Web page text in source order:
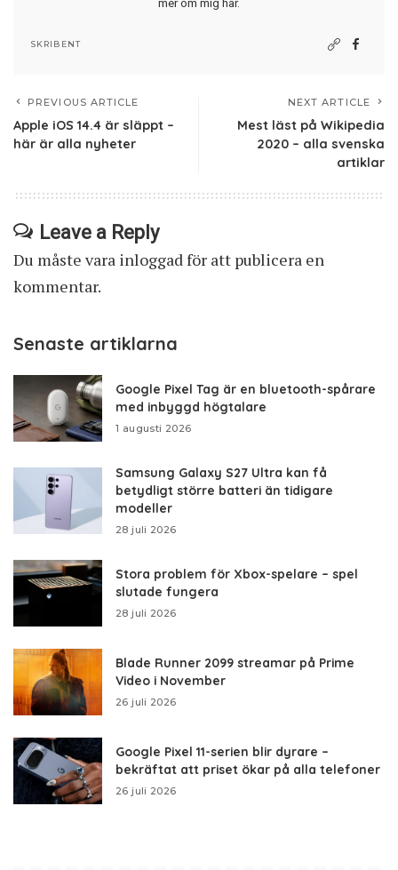
SKRIBENT
PREVIOUS ARTICLE
Apple iOS 14.4 är släppt –
här är alla nyheter
NEXT ARTICLE
Mest läst på Wikipedia
2020 – alla svenska
artiklar
Leave a Reply
Du måste vara inloggad för att publicera en
kommentar.
Senaste artiklarna
Google Pixel Tag är en bluetooth-spårare
med inbyggd högtalare
1 augusti 2026
Samsung Galaxy S27 Ultra kan få
betydligt större batteri än tidigare
modeller
28 juli 2026
Stora problem för Xbox-spelare – spel
slutade fungera
28 juli 2026
Blade Runner 2099 streamar på Prime
Video i November
26 juli 2026
Google Pixel 11-serien blir dyrare –
bekräftat att priset ökar på alla telefoner
26 juli 2026